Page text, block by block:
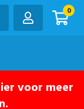
0
voor meer